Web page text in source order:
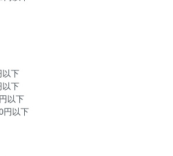
以下
以下
以下
円以下